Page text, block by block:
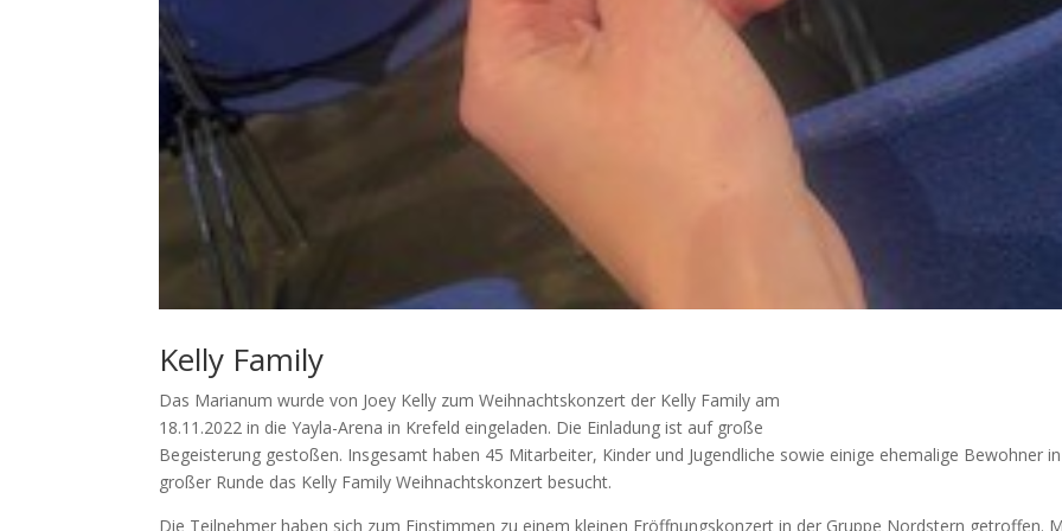
Kelly Family
Das Marianum wurde von Joey Kelly zum Weihnachtskonzert der Kelly Family am
18.11.2022 in die Yayla-Arena in Krefeld eingeladen. Die Einladung ist auf große
Begeisterung gestoßen. Insgesamt haben 45 Mitarbeiter, Kinder und Jugendliche sowie einige ehemalige Bewohner in
großer Runde das Kelly Family Weihnachtskonzert besucht.
Die Teilnehmer haben sich zum Einstimmen zu einem kleinen Eröffnungskonzert in der Gruppe Nordstern getroffen.